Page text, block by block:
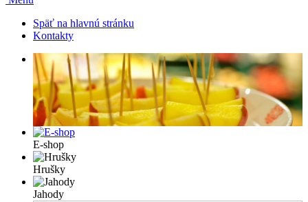
Späť na hlavnú stránku
Kontakty
E-shop
Hrušky
Jahody